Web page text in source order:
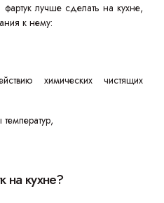
лучше сделать на кухне,
к нему:
химических чистящих
на кухне?